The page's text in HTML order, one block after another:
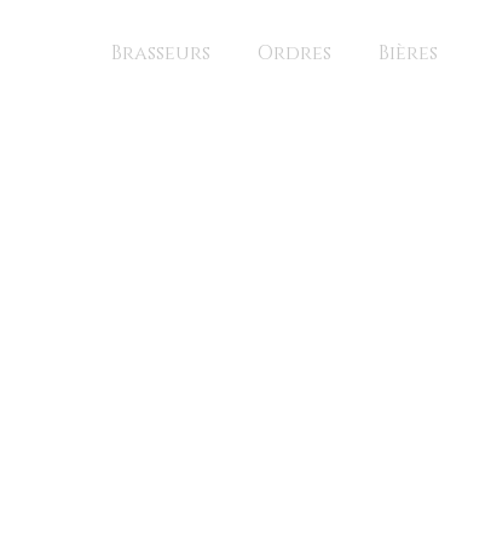
Brasseurs Ordres Bières